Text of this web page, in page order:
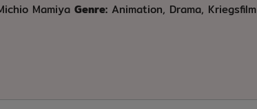
Mamiya Genre: Animation, Drama, Kriegsfilm